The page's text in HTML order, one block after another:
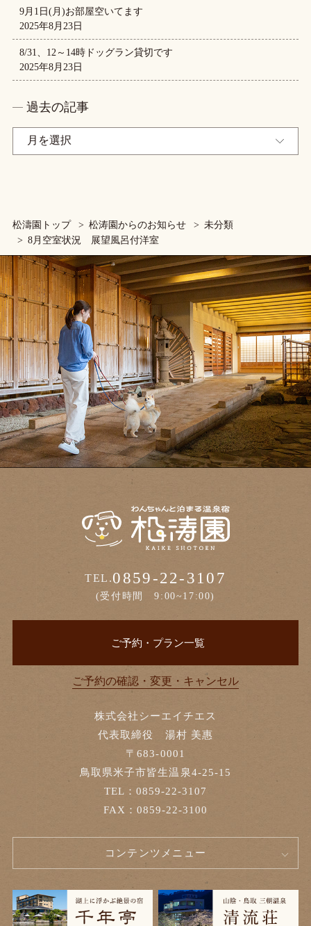
9月1日(月)お部屋空いてます
2025年8月23日
8/31、12～14時ドッグラン貸切です
2025年8月23日
過去の記事
松濤園トップ 松涛園からのお知らせ
未分類
8月空室状況 展望風呂付洋室
TEL.0859-22-3107
(受付時間 9:00~17:00)
ご予約・プラン一覧
ご予約の確認・変更・キャンセル
株式会社シーエイチエス
代表取締役 湯村 美惠
〒683-0001
鳥取県米子市皆生温泉4-25-15
TEL：0859-22-3107
FAX：0859-22-3100
コンテンツメニュー